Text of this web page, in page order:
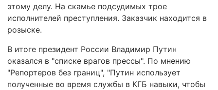
этому делу. На скамье подсудимых трое
исполнителей преступления. Заказчик находится в
розыске.
В итоге президент России Владимир Путин
оказался в "списке врагов прессы". По мнению
"Репортеров без границ", "Путин использует
полученные во время службы в КГБ навыки, чтобы